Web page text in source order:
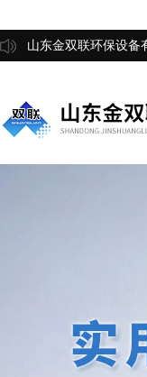
山东金双联环保设备